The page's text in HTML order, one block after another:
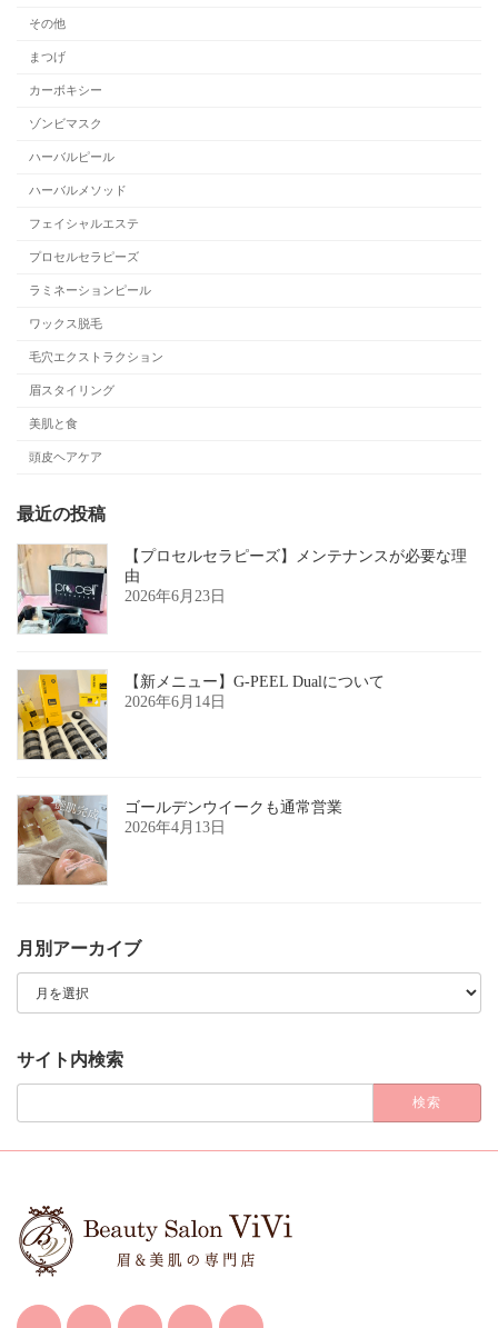
その他
まつげ
カーボキシー
ゾンビマスク
ハーバルピール
ハーバルメソッド
フェイシャルエステ
プロセルセラピーズ
ラミネーションピール
ワックス脱毛
毛穴エクストラクション
眉スタイリング
美肌と食
頭皮ヘアケア
最近の投稿
【プロセルセラピーズ】メンテナンスが必要な理
由
2026年6月23日
【新メニュー】G-PEEL Dualについて
2026年6月14日
ゴールデンウイークも通常営業
2026年4月13日
月別アーカイブ
イ
ブ
サイト内検索
検